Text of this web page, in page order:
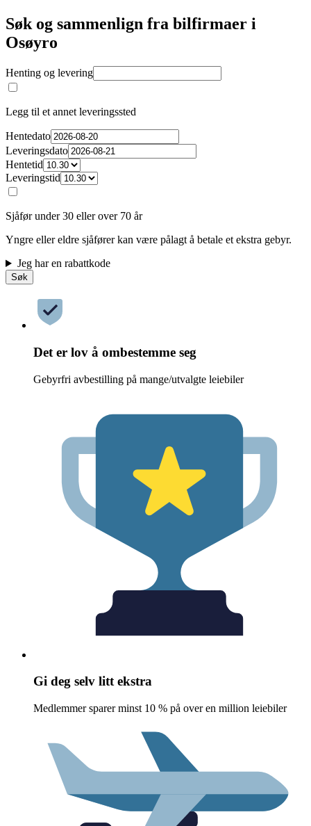
Søk og sammenlign fra bilfirmaer i
Osøyro
Henting og levering
Legg til et annet leveringssted
Hentedato
Leveringsdato
Hentetid
Leveringstid
Sjåfør under 30 eller over 70 år
Yngre eller eldre sjåfører kan være pålagt å betale et ekstra gebyr.
Jeg har en rabattkode
Søk
Det er lov å ombestemme seg
Gebyrfri avbestilling på mange/utvalgte leiebiler
Gi deg selv litt ekstra
Medlemmer sparer minst 10 % på over en million leiebiler